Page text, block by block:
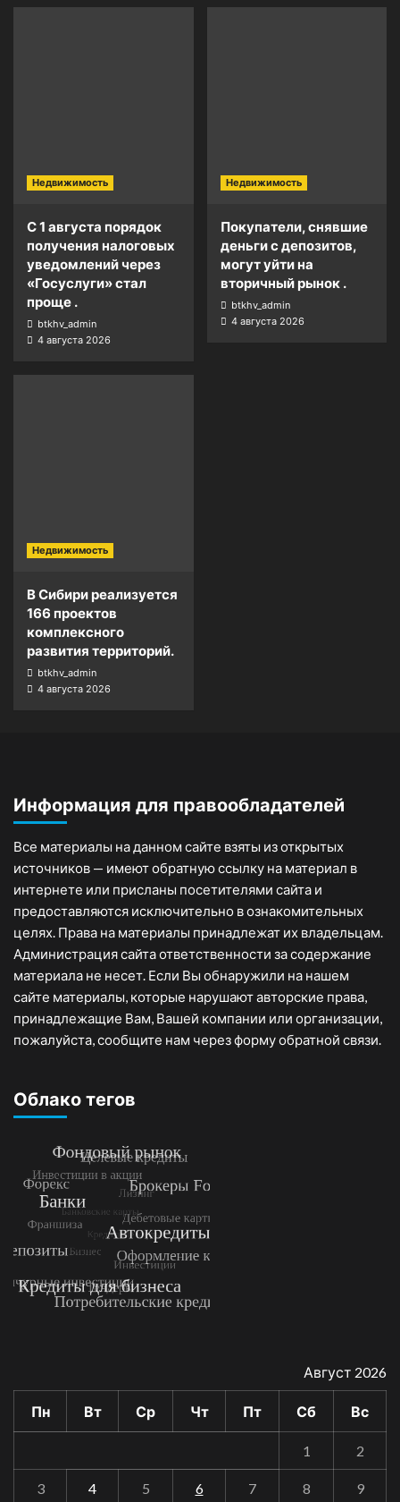
Недвижимость
С 1 августа порядок
получения налоговых
уведомлений через
«Госуслуги» стал
проще .
btkhv_admin
4 августа 2026
Недвижимость
Покупатели, снявшие
деньги с депозитов,
могут уйти на
вторичный рынок .
btkhv_admin
4 августа 2026
Недвижимость
В Сибири реализуется
166 проектов
комплексного
развития территорий.
btkhv_admin
4 августа 2026
Информация для правообладателей
Все материалы на данном сайте взяты из открытых
источников — имеют обратную ссылку на материал в
интернете или присланы посетителями сайта и
предоставляются исключительно в ознакомительных
целях. Права на материалы принадлежат их владельцам.
Администрация сайта ответственности за содержание
материала не несет. Если Вы обнаружили на нашем
сайте материалы, которые нарушают авторские права,
принадлежащие Вам, Вашей компании или организации,
пожалуйста, сообщите нам через форму обратной связи.
Облако тегов
Август 2026
Пн Вт Ср Чт Пт Сб Вс
1 2
3 4 5 6 7 8 9